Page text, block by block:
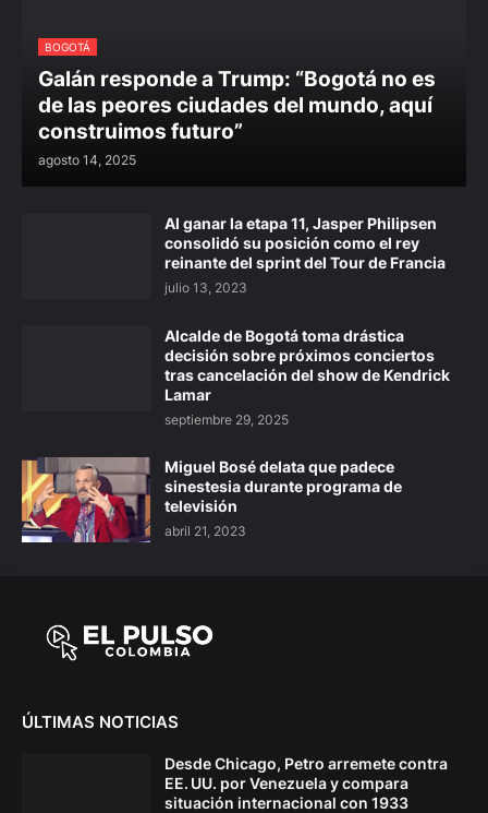
BOGOTÁ
Galán responde a Trump: “Bogotá no es
de las peores ciudades del mundo, aquí
construimos futuro”
agosto 14, 2025
Al ganar la etapa 11, Jasper Philipsen
consolidó su posición como el rey
reinante del sprint del Tour de Francia
julio 13, 2023
Alcalde de Bogotá toma drástica
decisión sobre próximos conciertos
tras cancelación del show de Kendrick
Lamar
septiembre 29, 2025
Miguel Bosé delata que padece
sinestesia durante programa de
televisión
abril 21, 2023
ÚLTIMAS NOTICIAS
Desde Chicago, Petro arremete contra
EE. UU. por Venezuela y compara
situación internacional con 1933